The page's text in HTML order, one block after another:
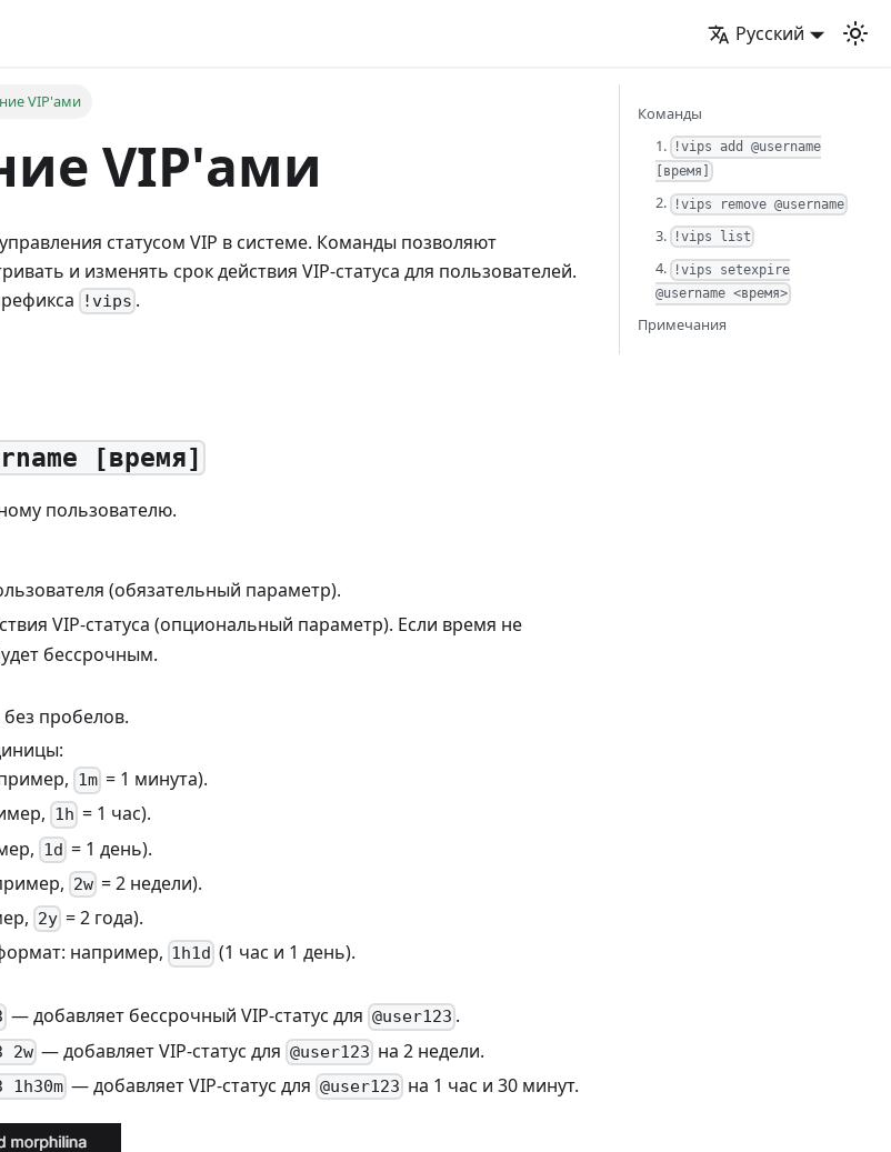
Русский
VIP'ами
VIP'ами
статусом VIP в системе. Команды позволяют
и изменять срок действия VIP-статуса для пользователей.
!vips .
[время]
пользователю.
(обязательный параметр).
VIP-статуса (опциональный параметр). Если время не
бессрочным.
пробелов.
1m= 1 минута).
1h = 1 час).
1d = 1 день).
2w= 2 недели).
2y= 2 года).
например, 1h1d (1 час и 1 день).
— добавляет бессрочный VIP-статус для @user123 .
2w — добавляет VIP-статус для @user123 на 2 недели.
— добавляет VIP-статус для @user123 на 1 час и 30 минут.
Команды
1.
!vips add @username
[время]
2. !vips remove @username
3. !vips list
4.
!vips setexpire
@username <время>
Примечания